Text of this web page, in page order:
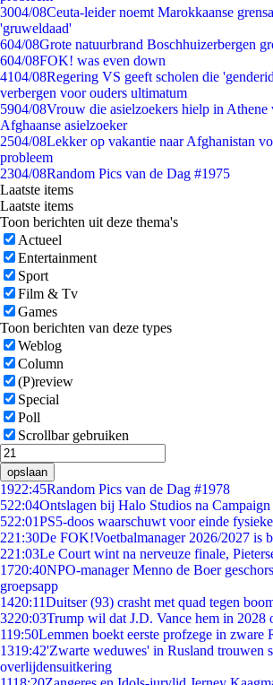
3004/08Ceuta-leider noemt Marokkaanse
'gruweldaad'
604/08Grote natuurbrand Boschhuizerbergen
604/08FOK! was even down
4104/08Regering VS geeft scholen die
verbergen voor ouders ultimatum
5904/08Vrouw die asielzoekers hielp in Athene
Afghaanse asielzoeker
2504/08Lekker op vakantie naar Afghanistan
probleem
2304/08Random Pics van de Dag #1975
Laatste items
Laatste items
Toon berichten uit deze thema's
Actueel
Entertainment
Sport
Film & Tv
Games
Toon berichten van deze types
Weblog
Column
(P)review
Special
Poll
Scrollbar gebruiken
opslaan
1922:45Random Pics van de Dag #1978
522:04Ontslagen bij Halo Studios na
522:01PS5-doos waarschuwt voor einde
221:30De FOK!Voetbalmanager 2026/2027 is
221:03Le Court wint na nerveuze finale,
1720:40NPO-manager Menno de Boer
groepsapp
1420:11Duitser (93) crasht met quad tegen
3220:03Trump wil dat J.D. Vance hem in 2028
119:50Lemmen boekt eerste profzege in zware
1319:42'Zwarte weduwes' in Rusland trouwen
overlijdensuitkering